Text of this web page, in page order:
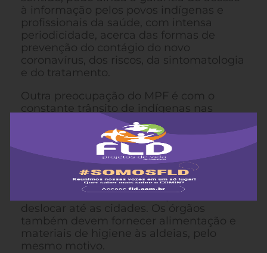
à informação pelos povos indígenas e
profissionais da saúde, com intensa
periodicidade, acerca das formas de
prevenção do contágio do novo
coronavírus, dos riscos, da sintomatologia
e do tratamento.
Outra preocupação do MPF é com o
constante trânsito de indígenas nas
cidades próximas de territórios indígenas,
por causa da necessidade de acesso a
direitos como aposentadoria e outros
benefícios. À Funai e à Sesai, o MPF pede
que sejam elaboradas, com urgência,
estratégias para que os povos possam
acessar esses direitos sem precisar se
deslocar até as cidades. Os órgãos
também devem fornecer alimentação e
materiais de higiene às aldeias, pelo
mesmo motivo.